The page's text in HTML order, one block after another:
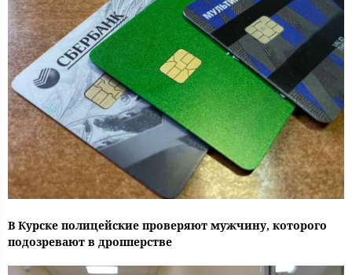
В Курске полицейские проверяют мужчину, которого
подозревают в дропперстве